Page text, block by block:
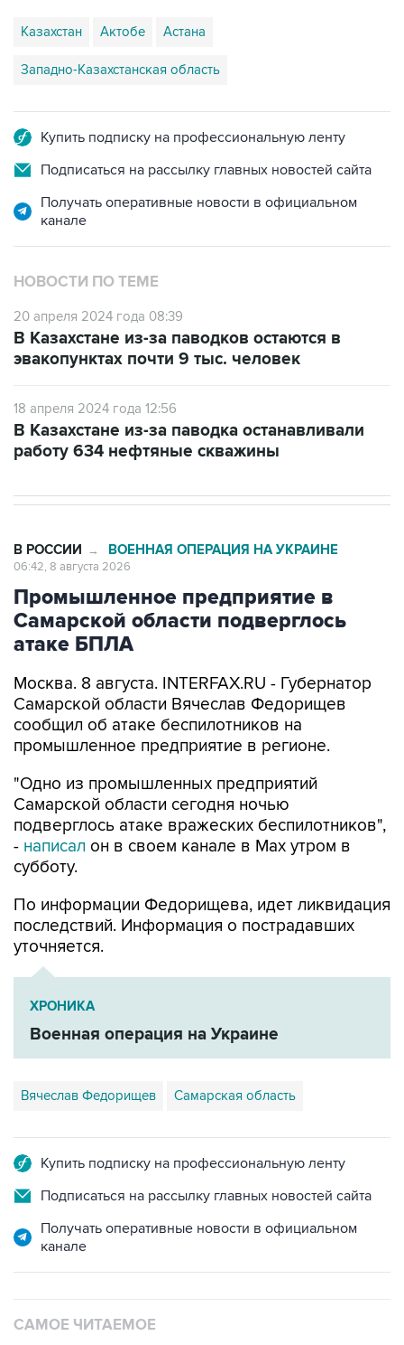
Казахстан Актобе Астана
Западно-Казахстанская область
Купить подписку на профессиональную ленту
Подписаться на рассылку главных новостей сайта
Получать оперативные новости в официальном
канале
НОВОСТИ ПО ТЕМЕ
20 апреля 2024 года 08:39
В Казахстане из-за паводков остаются в
эвакопунктах почти 9 тыс. человек
18 апреля 2024 года 12:56
В Казахстане из-за паводка останавливали
работу 634 нефтяные скважины
В РОССИИ → ВОЕННАЯ ОПЕРАЦИЯ НА УКРАИНЕ
06:42, 8 августа 2026
Промышленное предприятие в
Самарской области подверглось
атаке БПЛА
Москва. 8 августа. INTERFAX.RU - Губернатор
Самарской области Вячеслав Федорищев
сообщил об атаке беспилотников на
промышленное предприятие в регионе.
"Одно из промышленных предприятий
Самарской области сегодня ночью
подверглось атаке вражеских беспилотников",
- написал он в своем канале в Max утром в
субботу.
По информации Федорищева, идет ликвидация
последствий. Информация о пострадавших
уточняется.
ХРОНИКА
Военная операция на Украине
Вячеслав Федорищев Самарская область
Купить подписку на профессиональную ленту
Подписаться на рассылку главных новостей сайта
Получать оперативные новости в официальном
канале
САМОЕ ЧИТАЕМОЕ